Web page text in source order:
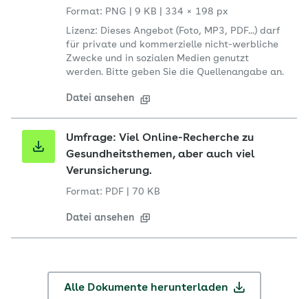
Format: PNG 9 KB
334 × 198 px
Lizenz: Dieses Angebot (Foto, MP3, PDF...) darf
für private und kommerzielle nicht-werbliche
Zwecke und in sozialen Medien genutzt
werden. Bitte geben Sie die Quellenangabe an.
Datei ansehen
Umfrage: Viel Online-Recherche zu
Gesundheitsthemen, aber auch viel
Verunsicherung.
Format: PDF 70 KB
Datei ansehen
Alle Dokumente herunterladen